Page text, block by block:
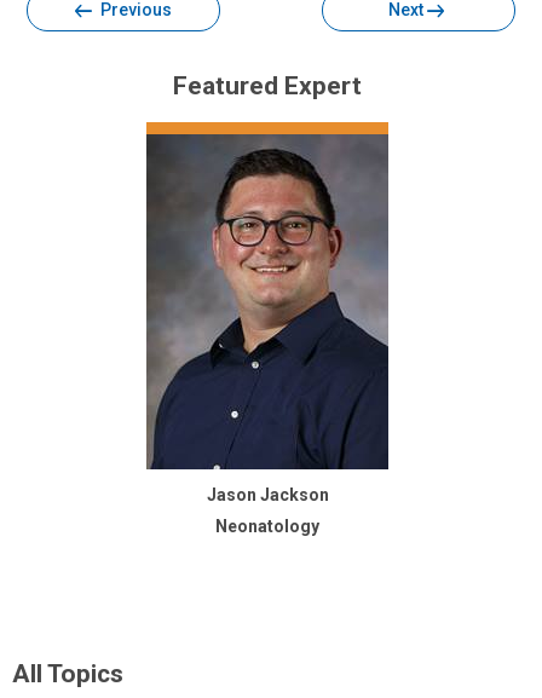
Previous Next
Featured Expert
Jason Jackson
Neonatology
All Topics